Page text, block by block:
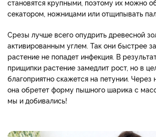
становятся крупными, поэтому их можно
секатором, ножницами или отщипывать
Срезы лучше всего опудрить древесной
активированным углем. Так они быстрее
растение не попадет инфекция. В
прищипки растение замедлит рост, но в
благоприятно скажется на петунии. Через
она обретет форму пышного шарика с
мы и добивались!